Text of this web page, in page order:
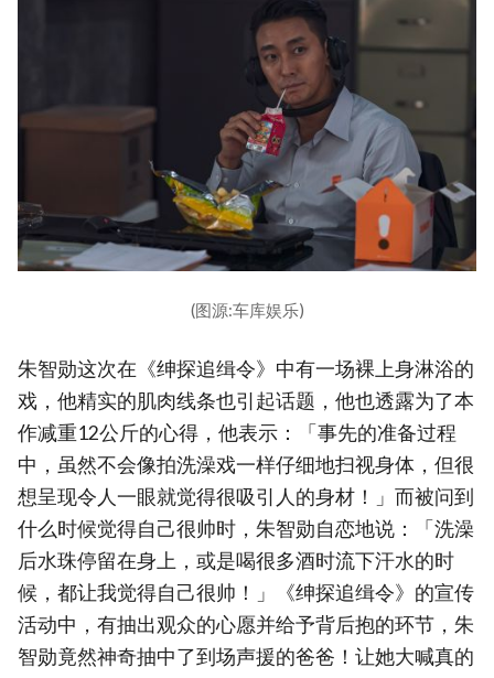
(图源:车库娱乐)
朱智勋这次在《绅探追缉令》中有一场裸上身淋浴的
戏，他精实的肌肉线条也引起话题，他也透露为了本
作减重12公斤的心得，他表示：「事先的准备过程
中，虽然不会像拍洗澡戏一样仔细地扫视身体，但很
想呈现令人一眼就觉得很吸引人的身材！」而被问到
什么时候觉得自己很帅时，朱智勋自恋地说：「洗澡
后水珠停留在身上，或是喝很多酒时流下汗水的时
候，都让我觉得自己很帅！」《绅探追缉令》的宣传
活动中，有抽出观众的心愿并给予背后抱的环节，朱
智勋竟然神奇抽中了到场声援的爸爸！让她大喊真的